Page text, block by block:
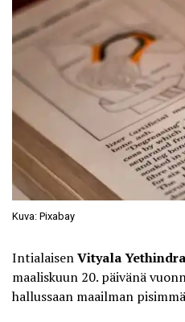
Kuva: Pixabay
IntialaisenVityala
maaliskuun 20. päivänä
hallussaan maailman